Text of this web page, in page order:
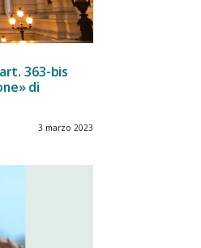
363-bis
di
3 marzo 2023